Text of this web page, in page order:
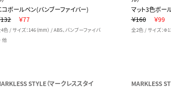
コボールペン(バンブーファイバー)
132
￥77
色 / サイズ：146（mm） / ABS、バンブーファイバ
他
マット3色ボー
￥160
￥99
全2色 / サイズ：
STYLE（マークレススタイ MARKLESS